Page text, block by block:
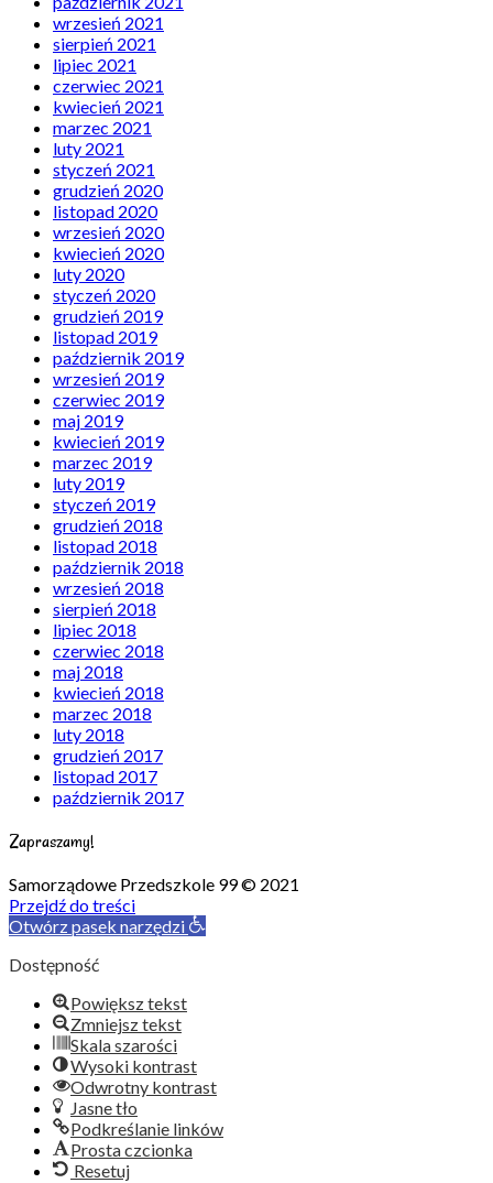
wrzesień 2021
sierpień 2021
lipiec 2021
czerwiec 2021
kwiecień 2021
marzec 2021
luty 2021
styczeń 2021
grudzień 2020
listopad 2020
wrzesień 2020
kwiecień 2020
luty 2020
styczeń 2020
grudzień 2019
listopad 2019
październik 2019
wrzesień 2019
czerwiec 2019
maj 2019
kwiecień 2019
marzec 2019
luty 2019
styczeń 2019
grudzień 2018
listopad 2018
październik 2018
wrzesień 2018
sierpień 2018
lipiec 2018
czerwiec 2018
maj 2018
kwiecień 2018
marzec 2018
luty 2018
grudzień 2017
listopad 2017
październik 2017
Zapraszamy!
Samorządowe Przedszkole 99 © 2021
Przejdź do treści
Otwórz pasek narzędzi
Dostępność
Powiększ tekst
Zmniejsz tekst
Skala szarości
Wysoki kontrast
Odwrotny kontrast
Jasne tło
Podkreślanie linków
Prosta czcionka
Resetuj